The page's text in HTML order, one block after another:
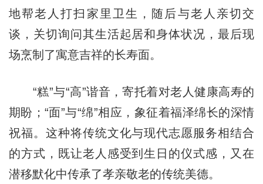
地帮老人打扫家里卫生，随后与老人亲切交
谈，关切询问其生活起居和身体状况，最后现
场烹制了寓意吉祥的长寿面。
“糕”与“高”谐音，寄托着对老人健康高寿的
期盼；“面”与“绵”相应，象征着福泽绵长的深情
祝福。这种将传统文化与现代志愿服务相结合
的方式，既让老人感受到生日的仪式感，又在
潜移默化中传承了孝亲敬老的传统美德。